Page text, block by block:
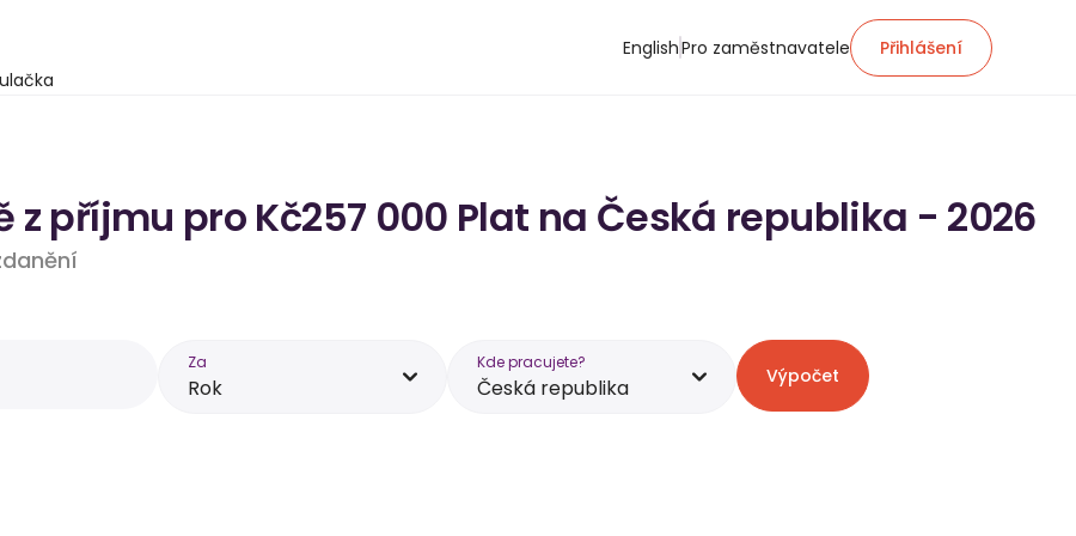
EnglishPro zaměstnavatele Přihlášení
z příjmu pro Kč257 000 Plat na Česká republika - 2026
Za
Rok
Kde pracujete?
Česká republika Výpočet